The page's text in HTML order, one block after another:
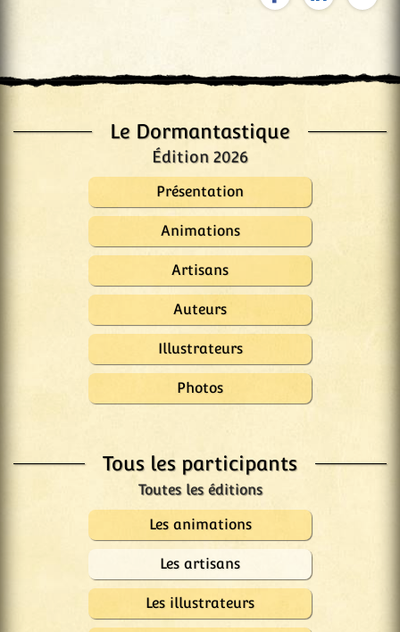
Le Dormantastique
Édition 2026
Présentation
Animations
Artisans
Auteurs
Illustrateurs
Photos
Tous les participants
Les animations
Les artisans
Les illustrateurs